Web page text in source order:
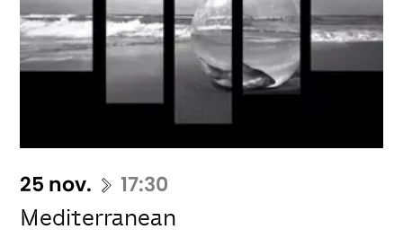
25 nov. 17:30
Mediterranean